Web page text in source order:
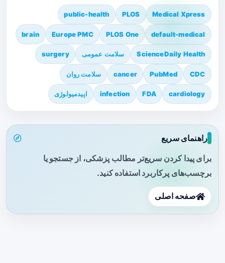
Medical Xpress
PLOS
public-health
default-medical
PLOS One
Europe PMC
brain
ScienceDaily Health سلامت عمومی surgery
CDC
PubMed
cancer سلامت روان
cardiology
FDA
infection اپیدمیولوژی
راهنمای سریع
برای پیدا کردن سریع‌تر مطالب پزشکی، از جستجو یا
برچسب‌های پرکاربرد استفاده کنید.
صفحه اصلی